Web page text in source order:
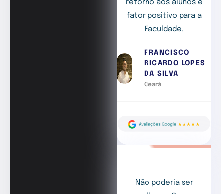
retorno aos alunos é
fator positivo para a
Faculdade.
FRANCISCO
RICARDO LOPES
DA SILVA
Ceará
Não poderia ser